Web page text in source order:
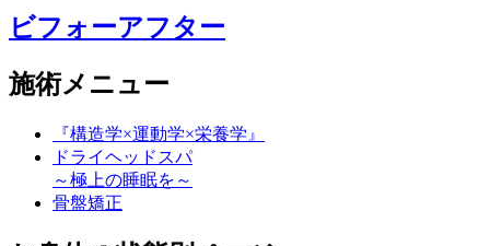
ビフォーアフター
施術メニュー
『構造学×運動学×栄養学』
ドライヘッドスパ
～極上の睡眠を～
骨盤矯正